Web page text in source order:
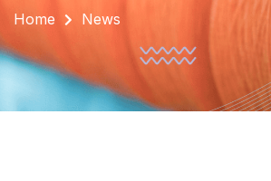
Home News